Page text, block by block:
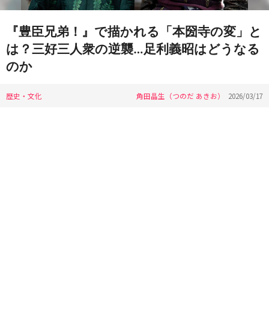
『豊臣兄弟！』で描かれる「本圀寺の変」と
は？三好三人衆の逆襲…足利義昭はどうなる
のか
歴史・文化 角田晶生（つのだ あきお） 2026/03/17